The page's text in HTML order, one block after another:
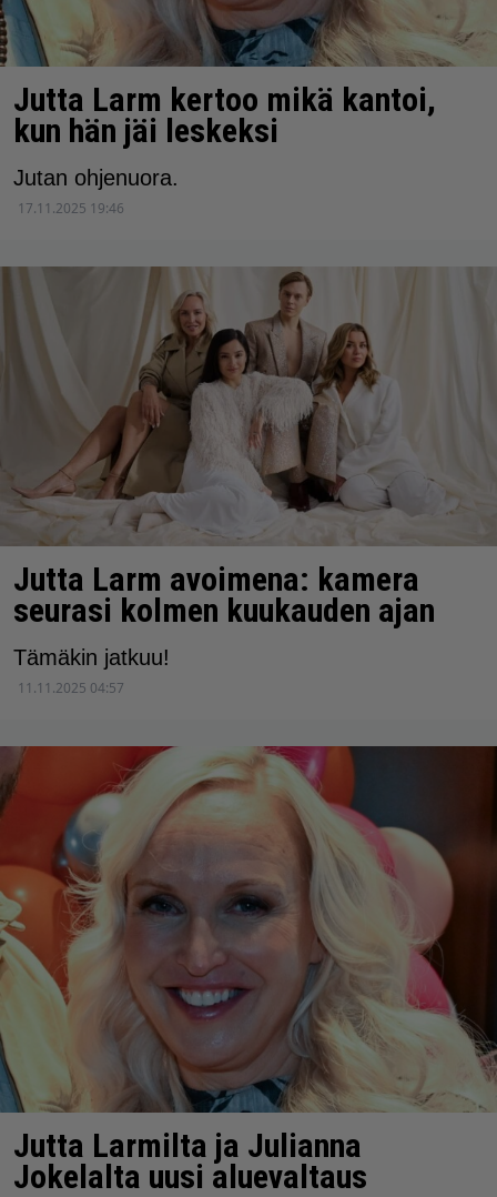
Jutta Larm kertoo mikä kantoi,
kun hän jäi leskeksi
Jutan ohjenuora.
17.11.2025 19:46
Jutta Larm avoimena: kamera
seurasi kolmen kuukauden ajan
Tämäkin jatkuu!
11.11.2025 04:57
Jutta Larmilta ja Julianna
Jokelalta uusi aluevaltaus